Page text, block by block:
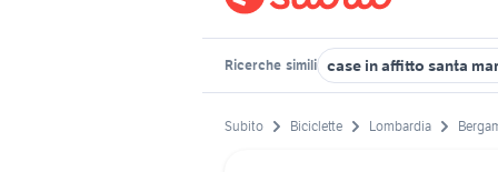
Ricerche simili case in affitto santa
Subito Biciclette Lombardia